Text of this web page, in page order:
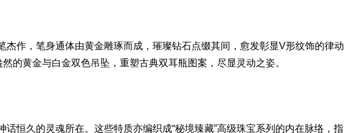
作，笔身通体由黄金雕琢而成，璀璨钻石点缀其间，愈发彰显V形纹饰的律动
然的黄金与白金双色吊坠 ，重塑古典双耳瓶图案，尽显灵动之姿。
恒久的灵魂所在。这些特质亦编织成“秘境臻藏”高级珠宝系列的内在脉络，指